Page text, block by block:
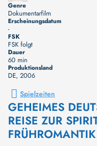
Genre
Dokumentarfilm
Erscheinungsdatum
-
FSK
FSK folgt
Dauer
60 min
Produktionsland
DE, 2006
Spielzeiten
GEHEIMES
REISE ZUR
FRÜHROMANTIK